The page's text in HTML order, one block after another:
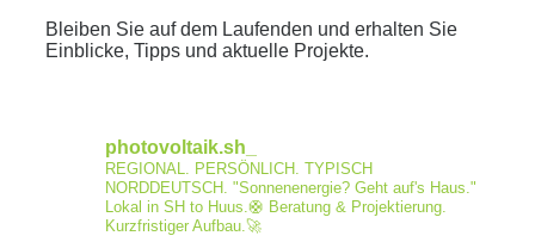
Bleiben Sie auf dem Laufenden und erhalten Sie
Einblicke, Tipps und aktuelle Projekte.
photovoltaik.sh_
REGIONAL. PERSÖNLICH. TYPISCH
NORDDEUTSCH.
"Sonnenenergie? Geht auf's Haus."
Lokal in SH to Huus.🛟 Beratung & Projektierung.
Kurzfristiger Aufbau.🚀